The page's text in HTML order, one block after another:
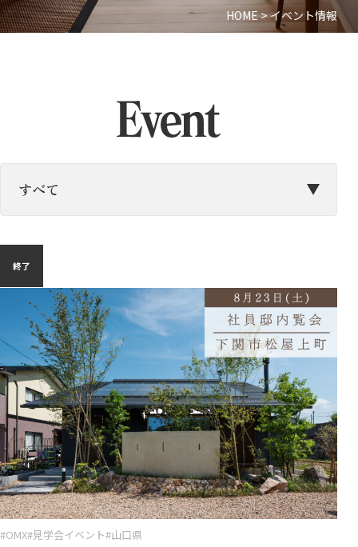
HOME>イベント情報
終了
#OMX#見学会イベント#山口県